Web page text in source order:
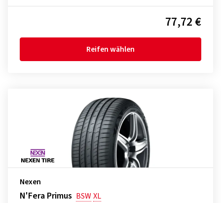
77,72 €
Reifen wählen
Nexen
N'Fera Primus BSWXL